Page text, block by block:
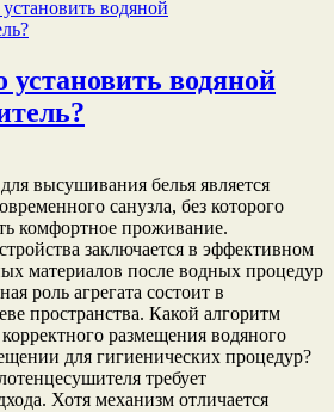
водяной
высушивания белья является
санузла, без которого
комфортное проживание.
заключается в эффективном
материалов после водных процедур
роль агрегата состоит в
пространства. Какой алгоритм
размещения водяного
для гигиенических процедур?
требует
Хотя механизм отличается